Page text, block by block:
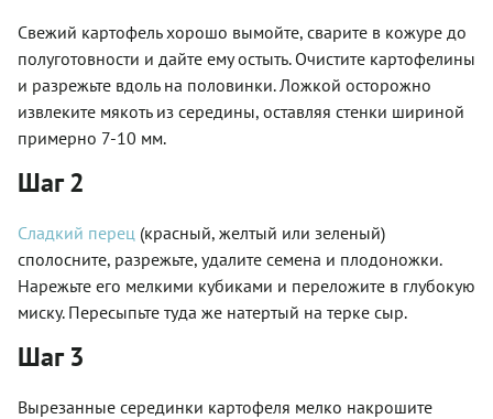
Свежий картофель хорошо вымойте, сварите в кожуре до
полуготовности и дайте ему остыть. Очистите картофелины
и разрежьте вдоль на половинки. Ложкой осторожно
извлеките мякоть из середины, оставляя стенки шириной
примерно 7-10 мм.
Шаг 2
Сладкий перец (красный, желтый или зеленый)
сполосните, разрежьте, удалите семена и плодоножки.
Нарежьте его мелкими кубиками и переложите в глубокую
миску. Пересыпьте туда же натертый на терке сыр.
Шаг 3
Вырезанные серединки картофеля мелко накрошите